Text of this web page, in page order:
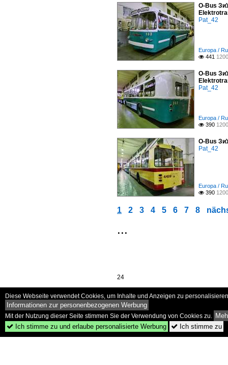
O-Bus
Pat_42
Europa /
 441
O-Bus
Pat_42
Europa /
 390
O-Bus
Pat_42
Europa /
 390
1 2 3 4 5 6 7 8
...
24
Diese Webseite verwendet Cookies, um Inhalte und Anzeigen zu
Informationen zur personenbezogenen Werbung
Mit der Nutzung dieser Seite stimmen Sie der Verwendung von Cookies zu.
 Ich stimme zu und erlaube personalisierte Werbung  Ich stimme zu